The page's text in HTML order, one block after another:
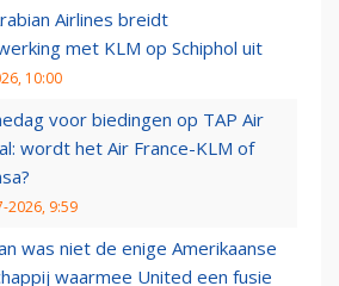
Airlines breidt
met KLM op Schiphol uit
10:00
voor biedingen op TAP Air
wordt het Air France-KLM of
2026, 9:59
was niet de enige Amerikaanse
waarmee United een fusie